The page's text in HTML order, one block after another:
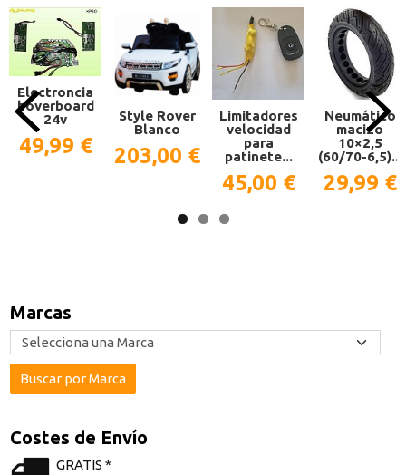
Marcas
Costes de Envío
GRATIS *
Electroncia
hoverboard
24v
49,99 €
Style Rover
Blanco
203,00 €
Limitadores
velocidad
para
patinete...
45,00 €
Neumático
macizo
10×2,5
(60/70-6,5)...
29,99 €